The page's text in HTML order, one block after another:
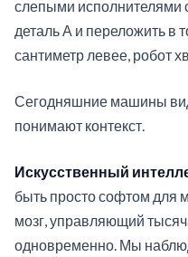
слепыми исполнителями
деталь А и переложить в
сантиметр левее, робот
Сегодняшние машины
понимают контекст.
Искусственный
быть просто софтом для
мозг, управляющий
одновременно. Мы